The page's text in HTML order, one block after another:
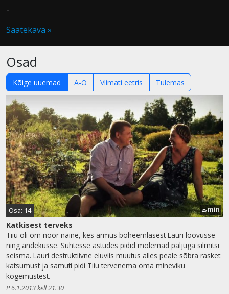
-
Saatekava »
Osad
Kõige uuemad A-Ö Viimati eetris Tulemas
Osa: 14 25min
Katkisest terveks
Tiiu oli õrn noor naine, kes armus boheemlasest Lauri loovusse
ning andekusse. Suhtesse astudes pidid mõlemad paljuga silmitsi
seisma. Lauri destruktiivne eluviis muutus alles peale sõbra rasket
katsumust ja samuti pidi Tiiu tervenema oma mineviku
kogemustest.
P 6.1.2013 kell 21.30